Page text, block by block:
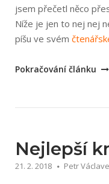
jsem přečetl něco
Níže je jen to nej nej
píšu ve svém
„Nejlepší
Pokračování článku
Nejlepší
21. 2. 2018 Petr